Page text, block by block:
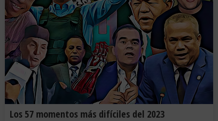
Los 57 momentos más difíciles del 2023